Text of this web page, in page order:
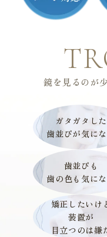
鏡を見るのが
ガタガタした
歯並びが気に
歯並びも
歯の色も気に
矯正したいけ
装置が
目立つのは嫌